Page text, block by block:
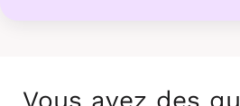
Vous avez des